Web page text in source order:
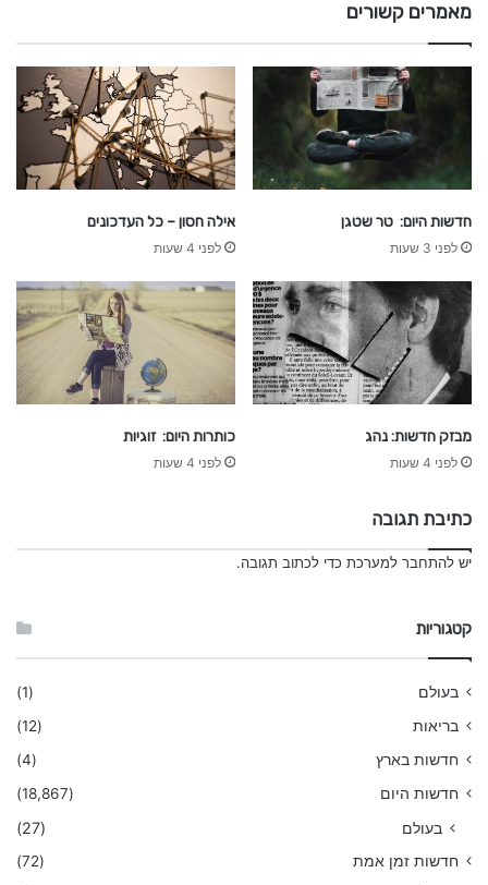
ב
ר
ש
מאמרים קשורים
חדשות היום: טר שטגן
לפני 3 שעות
אילה חסון – כל העדכונים
לפני 4 שעות
מבזק חדשות: נהג
לפני 4 שעות
כותרות היום: זוגיות
לפני 4 שעות
כתיבת תגובה
יש להתחבר למערכת כדי לכתוב תגובה.
קטגוריות
בעולם
(1)
בריאות
(12)
חדשות בארץ
(4)
חדשות היום
(18,867)
בעולם (27)
חדשות זמן אמת
(72)